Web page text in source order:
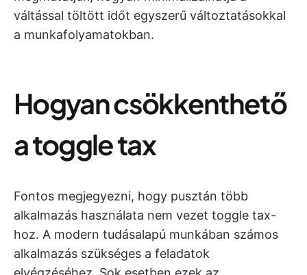
váltással töltött időt egyszerű változtatásokkal
a munkafolyamatokban.
Hogyan csökkenthető
a toggle tax
Fontos megjegyezni, hogy pusztán több
alkalmazás használata nem vezet toggle tax-
hoz. A modern tudásalapú munkában számos
alkalmazás szükséges a feladatok